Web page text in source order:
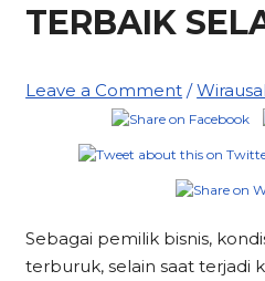
TERBAIK
Leave a Comment /
Sebagai pemilik bisnis,
terburuk, selain saat terjadi